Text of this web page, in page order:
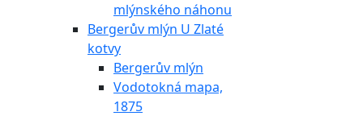
mlýnského náhonu
Bergerův mlýn U Zlaté
kotvy
Bergerův mlýn
Vodotokná mapa,
1875